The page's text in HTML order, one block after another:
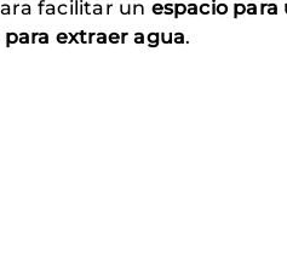
facilitar un espacio
extraer agua.